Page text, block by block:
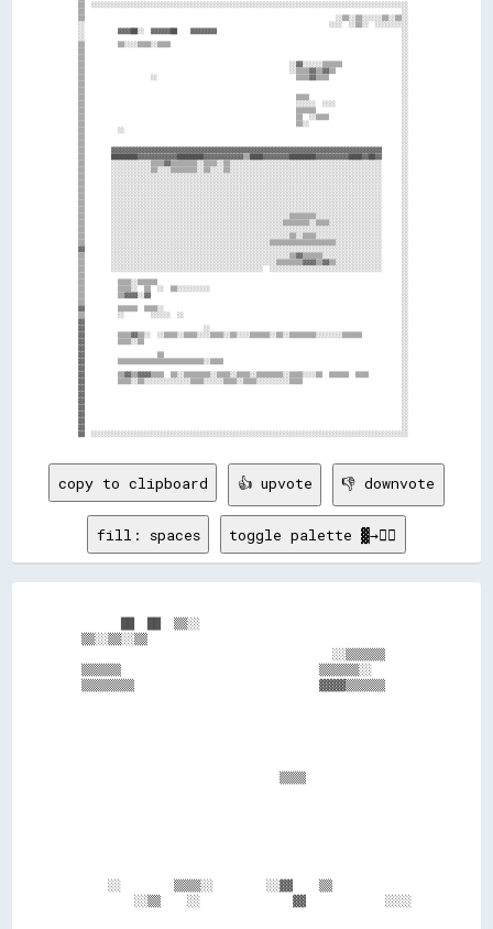
▒▒  ░░░░░░░░░░░░░░░░░░░░░░░░░░░░░░░░░░░░░░░░░░░░░░░░░░░░░░░░░░░░░░░░░░░░░░░░░░░░░░░░░░░░░░░░░░░░░░░░
▒▒                                                                                                ░░
▒▒                                                                            ░░▒▒░░▒▒░░░░░░▒▒░░▒▒░░
░░                                                                          ░░░░  ░░▒▒░░  ░░░░░░░░░░
░░          ▓▓▓▓██░░  ▓▓▓▓▓▓██    ▓▓▓▓▓▓▓▓                                                        ░░
░░                                                                                                ░░
▒▒          ▒▒░░░░▒▒▒▒░░▒▒▒▒                                                                      ░░
▒▒                                                                                                ░░
▒▒                                                                                                ░░
▒▒                                                              ░░▓▓░░░░░░▒▒▒▒▒▒                  ░░
▒▒                                                              ░░▒▒▒▒▓▓▒▒▓▓▒▒                    ░░
▒▒                    ░░                                          ▒▒▒▒▓▓▒▒▒▒                      ░░
▒▒                                                                                                ░░
▒▒                                                                                                ░░
▒▒                                                                ▒▒▒▒                            ░░
▒▒                                                                ░░░░░░  ░░░░                    ░░
▒▒                                                                ▒▒▒▒▒▒                          ░░
▒▒                                                                ▒▒  ░░▒▒▒▒                      ░░
▒▒                                                                ▒▒░░                            ░░
▒▒          ░░                                                                                    ░░
▒▒                                                                                                ░░
▒▒                                                                                                ░░
▒▒        ▓▓▓▓▓▓▓▓▓▓▓▓▓▓▓▓▓▓▓▓▓▓▓▓▓▓▓▓▓▓▓▓▓▓▓▓▓▓▓▓▓▓▓▓▓▓▓▓▓▓▓▓▓▓▓▓▓▓▓▓▓▓▓▓▓▓▓▓▓▓▓▓▓▓▓▓▓▓▓▓▓▓      ░░
▒▒        ████████▓▓▓▓▓▓▓▓▓▓▓▓████████▓▓▓▓▓▓▓▓▓▓▓▓▒▒████▓▓▓▓▓▓▓▓████████▓▓▓▓▓▓▓▓▓▓████▓▓██▓▓      ░░
▒▒        ░░░░░░░░░░░░▒▒▒▒▓▓▒▒▒▒▒▒▒▒░░▒▒▒▒░░▒▒░░░░░░░░░░░░░░░░░░░░░░░░░░░░░░░░░░░░░░░░░░░░░░      ░░
▒▒        ░░░░░░░░░░░░▒▒░░░░▒▒▒▒▒▒▒▒░░▒▒░░░░▒▒░░░░░░░░░░░░░░░░░░░░░░░░░░░░░░░░░░░░░░░░░░░░░░      ░░
▒▒        ░░░░░░░░░░░░░░░░░░░░░░░░░░░░░░░░░░░░░░░░░░░░░░░░░░░░░░░░░░░░░░░░░░░░░░░░░░░░░░░░░░      ░░
▒▒        ░░░░░░░░░░░░░░░░░░░░░░░░░░░░░░░░░░░░░░░░░░░░░░░░░░░░░░░░░░░░░░░░░░░░░░░░░░░░░░░░░░      ░░
▒▒        ░░░░░░░░░░░░░░░░░░░░░░░░░░░░░░░░░░░░░░░░░░░░░░░░░░░░░░░░░░░░░░░░░░░░░░░░░░░░░░░░░░      ░░
▒▒        ░░░░░░░░░░░░░░░░░░░░░░░░░░░░░░░░░░░░░░░░░░░░░░░░░░░░░░░░░░░░░░░░░░░░░░░░░░░░░░░░░░      ░░
▒▒        ░░░░░░░░░░░░░░░░░░░░░░░░░░░░░░░░░░░░░░░░░░░░░░░░░░░░░░░░░░░░░░░░░░░░░░░░░░░░░░░░░░      ░░
▒▒        ░░░░░░░░░░░░░░░░░░░░░░░░░░░░░░░░░░░░░░░░░░░░░░░░░░░░░░░░░░░░░░░░░░░░░░░░░░░░░░░░░░      ░░
▒▒        ░░░░░░░░░░░░░░░░░░░░░░░░░░░░░░░░░░░░░░░░░░░░░░░░░░░░░░▒▒▒▒▒▒▒▒░░░░░░░░░░░░░░░░░░░░      ░░
▒▒        ░░░░░░░░░░░░░░░░░░░░░░░░░░░░░░░░░░░░░░░░░░░░░░░░░░░░▒▒▒▒▒▒▒▒░░▒▒▒▒░░░░░░░░░░░░░░░░      ░░
▒▒        ░░░░░░░░░░░░░░░░░░░░░░░░░░░░░░░░░░░░░░░░░░░░░░░░░░░░░░░░░░░░░░░░░░░░░░░░░░░░░░░░░░      ░░
▒▒        ░░░░░░░░░░░░░░░░░░░░░░░░░░░░░░░░░░░░░░░░░░░░░░░░░░░░░░▒▒░░▒▒▒▒░░░░░░░░░░░░░░░░░░░░      ░░
▒▒        ░░░░░░░░░░░░░░░░░░░░░░░░░░░░░░░░░░░░░░░░░░░░░░░░▒▒▒▒▒▒▒▒▒▒▒▒▒▒▒▒▒▒▒▒░░░░░░░░░░░░░░      ░░
▓▓        ░░░░░░░░░░░░░░░░░░░░░░░░░░░░░░░░░░░░░░░░░░░░░░░░░░░░░░░░░░░░░░░░░░░░░░░░░░░░░░░░░░      ░░
▒▒        ░░░░░░░░░░░░░░░░░░░░░░░░░░░░░░░░░░░░░░░░░░░░░░░░░░░░░░▒▒▓▓▒▒▒▒▒▒░░░░░░░░░░░░░░░░░░      ░░
▒▒        ░░░░░░░░░░░░░░░░░░░░░░░░░░░░░░░░░░░░░░░░░░░░░░░░░░▒▒▒▒▒▒▒▒▓▓▓▓▒▒▓▓▒▒░░░░░░░░░░░░░░      ░░
▒▒        ░░░░░░░░░░░░░░░░░░░░░░░░░░░░░░░░░░░░░░░░░░░░░░  ░░░░░░░░░░░░░░░░░░░░░░░░░░░░░░░░░░      ░░
▒▒                                                                                                ░░
▒▒          ▒▒▒▒░░▒▒▒▒▒▒                                                                          ░░
▒▒          ▒▒▒▒░░  ▒▒  ░░  ▒▒░░░░░░░░░░                                                          ░░
▒▒          ▒▒▓▓▓▓░░▓▓                                                                            ░░
▒▒                                                                                                ░░
▓▓          ▒▒▒▒▒▒  ▒▒▒▒░░                                                                        ░░
▒▒          ░░        ░░░░░░  ░░                                                                  ░░
▓▓                                                                                                ░░
▓▓                                    ░░                                                          ░░
▓▓          ▒▒▒▒▓▓▒▒░░  ░░▒▒▒▒░░▒▒▒▒░░░░▒▒▒▒░░▒▒░░░░▒▒▒▒▒▒░░▒▒░░▒▒▒▒▒▒▒▒░░░░░░░░▒▒▒▒▒▒            ░░
▓▓          ▒▒▒▒░░▒▒                                                                              ░░
▓▓                                                                                                ░░
▓▓                      ▒▒                                                                        ░░
▓▓          ▒▒▒▒▒▒▒▒▒▒▒▒▒▒▒▒▒▒▒▒▒▒▒▒▒▒░░▒▒▒▒                                                      ░░
▓▓                                                                                                ░░
▓▓          ▒▒▓▓▒▒▓▓▓▓▒▒▒▒  ▒▒░░▒▒▒▒▒▒▒▒░░▒▒▒▒░░▒▒▒▒░░▒▒▒▒▒▒▒▒░░▒▒▒▒░░░░▒▒  ▒▒▒▒▒▒  ▒▒▒▒          ░░
▓▓          ▒▒▒▒░░▒▒░░░░░░░░░░░░░░▒▒▒▒░░░░░░▒▒▒▒░░▒▒▒▒░░░░░░░░░░▒▒▒▒                              ░░
▓▓                                                                                                ░░
▓▓                                                                                                ░░
▓▓                                                                                                ░░
▓▓                                                                                                ░░
▓▓                                                                                                ░░
▓▓                                                                                                ░░
▓▓                                                                                                ░░
copy to clipboard 👍 upvote 👎 downvote
fill: spaces toggle palette ▓→✊🏽
      ██  ██  ▒▒░░
▒▒░░▒▒░░▒▒
                                      ░░▒▒▒▒▒▒
▒▒▒▒▒▒                              ▒▒▒▒▒▒░░
▒▒▒▒▒▒▒▒                            ▓▓▓▓▒▒▒▒▒▒
                              ▒▒▒▒
    ░░        ▒▒▒▒░░        ░░▓▓    ▒▒
        ░░▒▒    ░░              ▓▓            ░░░░